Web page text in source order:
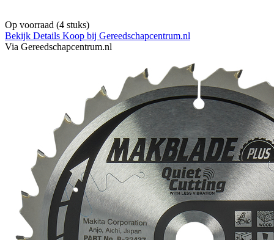
Op voorraad (4 stuks)
Bekijk Details Koop bij Gereedschapcentrum.nl
Via Gereedschapcentrum.nl